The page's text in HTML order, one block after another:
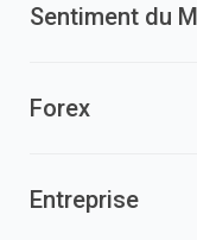
Sentiment du
Forex
Entreprise